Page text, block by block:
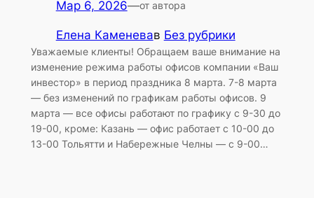
Мар 6, 2026—от автора
Елена Каменевав Без рубрики
Уважаемые клиенты! Обращаем ваше внимание на
изменение режима работы офисов компании «Ваш
инвестор» в период праздника 8 марта. 7-8 марта
— без изменений по графикам работы офисов. 9
марта — все офисы работают по графику с 9-30 до
19-00, кроме: Казань — офис работает с 10-00 до
13-00 Тольятти и Набережные Челны — с 9-00…